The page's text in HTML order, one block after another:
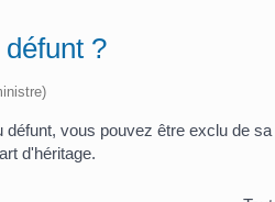
?
vous pouvez être exclu de
d'héritage.